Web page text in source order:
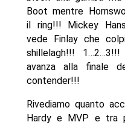
Boot mentre
il ring!!! Mickey
vede Finlay che
shillelagh!!!
avanza alla finale
contender!!!
Rivediamo quanto
Hardy e MVP e tra